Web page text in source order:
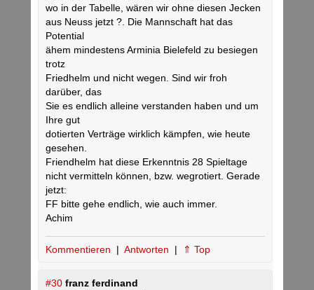
wo in der Tabelle, wären wir ohne diesen Jecken
aus Neuss jetzt ?. Die Mannschaft hat das
Potential
ähem mindestens Arminia Bielefeld zu besiegen
trotz
Friedhelm und nicht wegen. Sind wir froh
darüber, das
Sie es endlich alleine verstanden haben und um
Ihre gut
dotierten Verträge wirklich kämpfen, wie heute
gesehen.
Friendhelm hat diese Erkenntnis 28 Spieltage
nicht vermitteln können, bzw. wegrotiert. Gerade
jetzt:
FF bitte gehe endlich, wie auch immer.
Achim
Kommentieren | Antworten | ⇑ Top
#30 franz ferdinand